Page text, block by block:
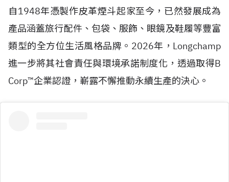
自1948年憑製作皮革煙斗起家至今，已然發展成為
產品涵蓋旅行配件、包袋、服飾、眼鏡及鞋履等豐富
類型的全方位生活風格品牌。2026年，Longchamp
進一步將其社會責任與環境承諾制度化，透過取得B
Corp™企業認證，嶄露不懈推動永續生產的決心。